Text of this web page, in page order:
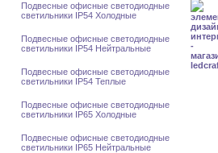
Подвесные офисные светодиодные
светильники IP54 Холодные
Подвесные офисные светодиодные
светильники IP54 Нейтральные
Подвесные офисные светодиодные
светильники IP54 Теплые
Подвесные офисные светодиодные
светильники IP65 Холодные
Подвесные офисные светодиодные
светильники IP65 Нейтральные